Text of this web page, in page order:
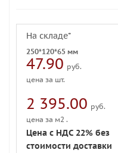
На складе*
250*120*65 мм
47.90 руб.
цена за шт.
2 395.00 руб.
цена за м2 .
Цена с НДС 22% без
стоимости доставки